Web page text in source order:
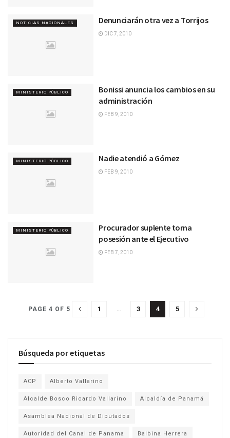
NOTICIAS NACIONALES Denunciarán otra vez a Torrijos
DIC 7, 2010
MINISTERIO PÚBLICO
Bonissi anuncia los cambios en su
administración
FEB 9, 2010
MINISTERIO PÚBLICO Nadie atendió a Gómez
FEB 9, 2010
MINISTERIO PÚBLICO
Procurador suplente toma
posesión ante el Ejecutivo
FEB 7, 2010
PAGE 4 OF 5 1 … 3 4 5
Búsqueda por etiquetas
ACP Alberto Vallarino
Alcalde Bosco Ricardo Vallarino Alcaldía de Panamá
Asamblea Nacional de Diputados
Autoridad del Canal de Panama Balbina Herrera